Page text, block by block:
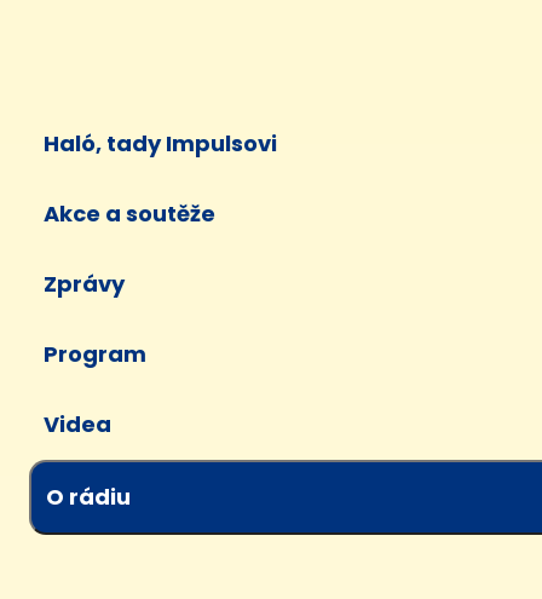
Haló, tady Impulsovi
Akce a soutěže
Zprávy
Program
Videa
O rádiu